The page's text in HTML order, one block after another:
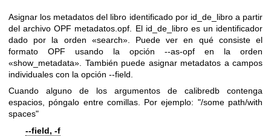
Asignar los metadatos del libro identificado por id_de_libro a partir
del archivo OPF metadatos.opf. El id_de_libro es un identificador
dado por la orden «search». Puede ver en qué consiste el
formato OPF usando la opción --as-opf en la orden
«show_metadata». También puede asignar metadatos a campos
individuales con la opción --field.
Cuando alguno de los argumentos de calibredb contenga
espacios, póngalo entre comillas. Por ejemplo: "/some path/with
spaces"
--field, -f